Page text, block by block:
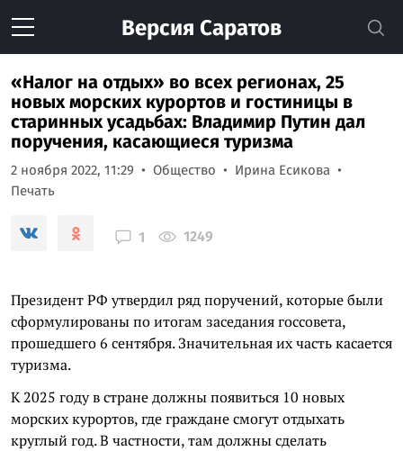
Версия Саратов
«Налог на отдых» во всех регионах, 25
новых морских курортов и гостиницы в
старинных усадьбах: Владимир Путин дал
поручения, касающиеся туризма
2 ноября 2022, 11:29 Общество
Ирина Есикова
Печать
1 1249
Президент РФ утвердил ряд поручений, которые были
сформулированы по итогам заседания госсовета,
прошедшего 6 сентября. Значительная их часть касается
туризма.
К 2025 году в стране должны появиться 10 новых
морских курортов, где граждане смогут отдыхать
круглый год. В частности, там должны сделать